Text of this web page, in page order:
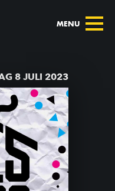
MENU
8 JULI 2023